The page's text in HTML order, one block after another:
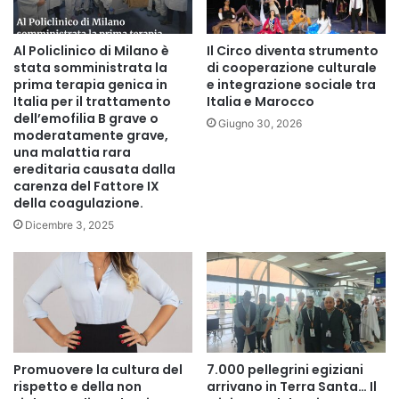
le loro colleghe di tutto il mondo.
Ponti culturali unici e una partecipazione turca di rilievo
Questa edizione si è distinta per l’importante
partecipazione turca, rappresentata da sei artiste turche,
in collaborazione con lo Yunus Emre Institute del Cairo,
che ha svolto un ruolo fondamentale nel coordinare tale
partecipazione per promuovere lo scambio artistico tra
Ankara e il Cairo.
Discorso di chiusura dell’Ambasciatore turco al Cairo
Nel suo discorso di chiusura al termine del forum,
l’Ambasciatore turco al Cairo, Salih Mutlu Şen, ha espresso
la sua grande soddisfazione per il successo dell’evento,
affermando:
Al Policlinico di Milano è
stata somministrata la
prima terapia genica in
Italia per il trattamento
dell’emofilia B grave o
moderatamente grave,
una malattia rara
ereditaria causata dalla
carenza del Fattore IX
della coagulazione.
Dicembre 3, 2025
Il Circo diventa strumento
di cooperazione culturale
e integrazione sociale tra
Italia e Marocco
Giugno 30, 2026
Promuovere la cultura del
rispetto e della non
7.000 pellegrini egiziani
arrivano in Terra Santa… Il